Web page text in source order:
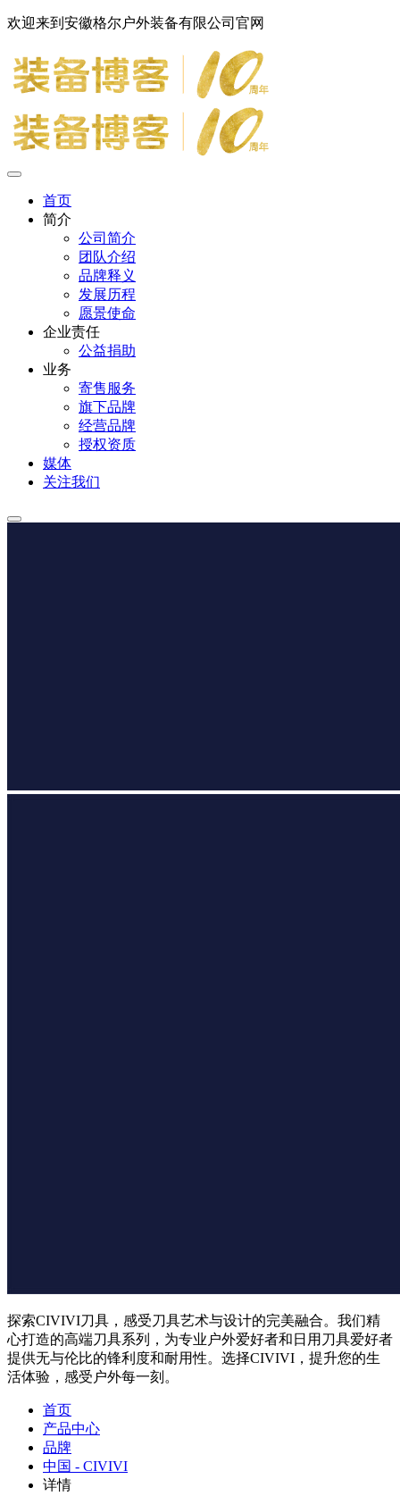
欢迎来到安徽格尔户外装备有限公司官网
首页
简介
公司简介
团队介绍
品牌释义
发展历程
愿景使命
企业责任
公益捐助
业务
寄售服务
旗下品牌
经营品牌
授权资质
媒体
关注我们
探索CIVIVI刀具，感受刀具艺术与设计的完美融合。我们精
心打造的高端刀具系列，为专业户外爱好者和日用刀具爱好者
提供无与伦比的锋利度和耐用性。选择CIVIVI，提升您的生
活体验，感受户外每一刻。
首页
产品中心
品牌
中国 - CIVIVI
详情